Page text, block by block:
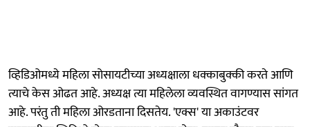
व्हिडिओमध्ये महिला सोसायटीच्या अध्यक्षाला धक्काबुक्की करते आणि
त्याचे केस ओढत आहे. अध्यक्ष त्या महिलेला व्यवस्थित वागण्यास सांगत
आहे. परंतु ती महिला ओरडताना दिसतेय. 'एक्स' या अकाउंटवर